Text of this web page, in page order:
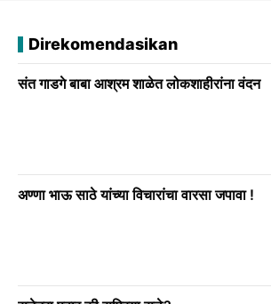
Direkomendasikan
संत गाडगे बाबा आश्रम शाळेत लोकशाहीरांना वंदन
अण्णा भाऊ साठे यांच्या विचारांचा वारसा जपावा !